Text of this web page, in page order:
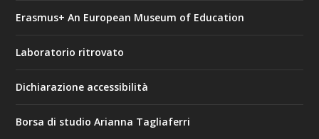
Erasmus+ An European Museum of Education
Laboratorio ritrovato
Dichiarazione accessibilità
Borsa di studio Arianna Tagliaferri